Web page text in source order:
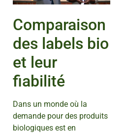
Comparaison
des labels bio
et leur
fiabilité
Dans un monde où la
demande pour des produits
biologiques est en